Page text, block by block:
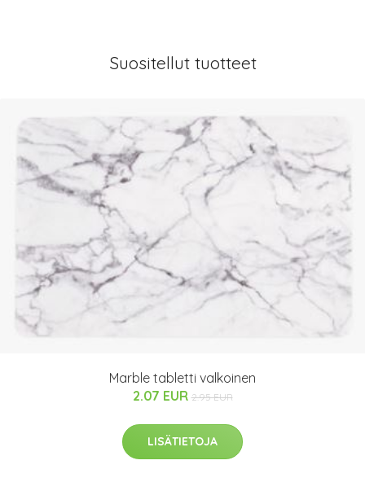
Suositellut tuotteet
Marble tabletti valkoinen
2.07 EUR 2.95 EUR
LISÄTIETOJA